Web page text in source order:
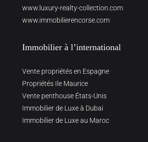
www.luxury-realty-collection.com
www.immobilierencorse.com
Immobilier à l’international
Vente propriétés en Espagne
Propriétés Ile Maurice
Vente penthouse États-Unis
Immobilier de Luxe à Dubai
Immobilier de Luxe au Maroc